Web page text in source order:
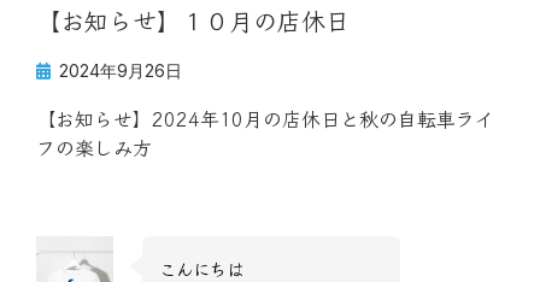
【お知らせ】１０月の店休日
2024年9月26日
【お知らせ】2024年10月の店休日と秋の自転車ライ
フの楽しみ方
こんにちは